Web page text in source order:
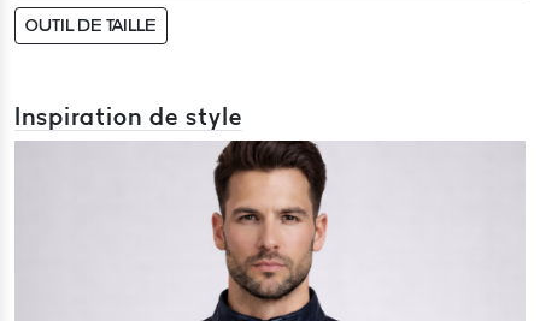
OUTIL DE TAILLE
Inspiration de style